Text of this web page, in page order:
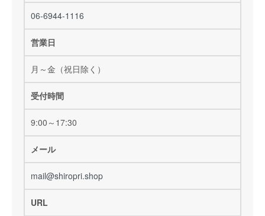
06-6944-1116
営業日
月～金（祝日除く）
受付時間
9:00～17:30
メール
mail@shiropri.shop
URL